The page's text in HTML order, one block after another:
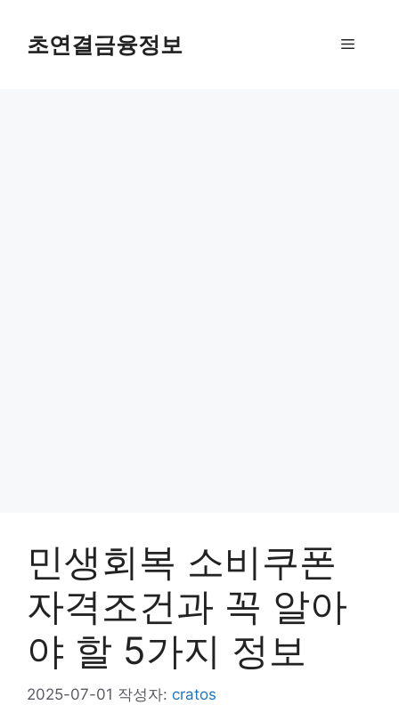
초연결금융정보 메
민생회복 소비쿠폰
자격조건과 꼭 알아
야 할 5가지 정보
2025-07-01 작성자: cratos